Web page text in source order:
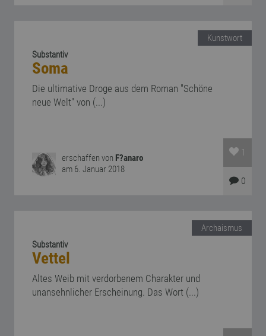
Kunstwort
Substantiv
Soma
Die ultimative Droge aus dem Roman "Schöne
neue Welt" von (...)
erschaffen von F?anaro
am 6. Januar 2018
1
0
Archaismus
Substantiv
Vettel
Altes Weib mit verdorbenem Charakter und
unansehnlicher Erscheinung. Das Wort (...)